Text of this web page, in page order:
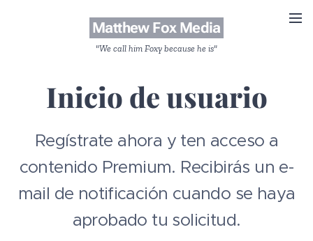
Matthew Fox Media
"We call him Foxy because he is"
Inicio de usuario
Regístrate ahora y ten acceso a
contenido Premium. Recibirás un e-
mail de notificación cuando se haya
aprobado tu solicitud.